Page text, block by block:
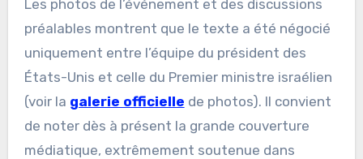
Les photos de l’événement et des discussions
préalables montrent que le texte a été négocié
uniquement entre l’équipe du président des
États-Unis et celle du Premier ministre israélien
(voir la galerie officielle de photos). Il convient
de noter dès à présent la grande couverture
médiatique, extrêmement soutenue dans